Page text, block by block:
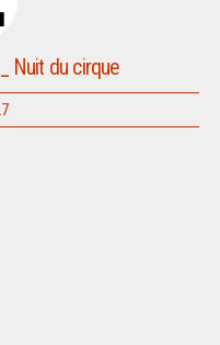
Nuit du cirque